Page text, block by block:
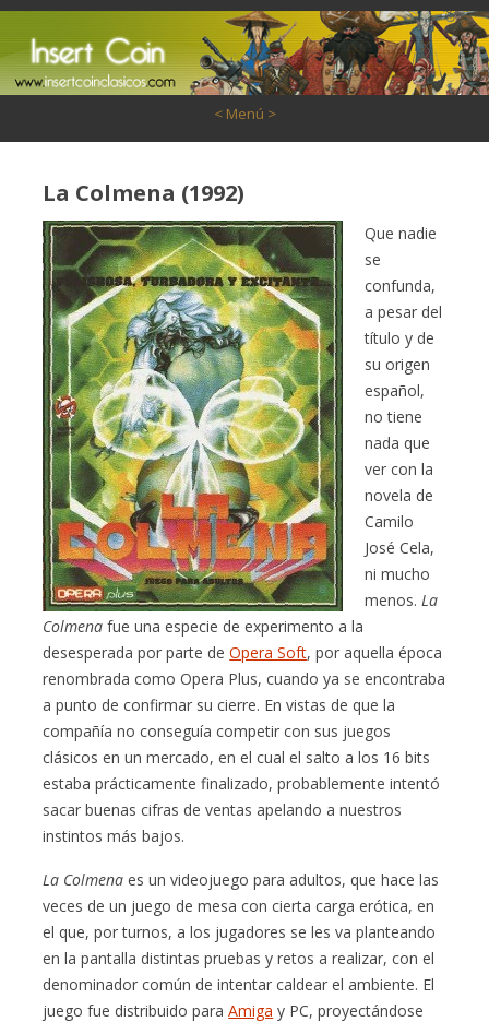
< Menú >
La Colmena (1992)
Que nadie
se
confunda,
a pesar del
título y de
su origen
español,
no tiene
nada que
ver con la
novela de
Camilo
José Cela,
ni mucho
menos. La
Colmena fue una especie de experimento a la
desesperada por parte deOpera Soft, por aquella época
renombrada como Opera Plus, cuando ya se encontraba
a punto de confirmar su cierre. En vistas de que la
compañía no conseguía competir con sus juegos
clásicos en un mercado, en el cual el salto a los 16 bits
estaba prácticamente finalizado, probablemente intentó
sacar buenas cifras de ventas apelando a nuestros
instintos más bajos.
La Colmena es un videojuego para adultos, que hace las
veces de un juego de mesa con cierta carga erótica, en
el que, por turnos, a los jugadores se les va planteando
en la pantalla distintas pruebas y retos a realizar, con el
denominador común de intentar caldear el ambiente. El
juego fue distribuido paraAmiga y PC, proyectándose